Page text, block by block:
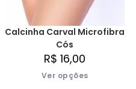
Calcinha Carval Microfibra
Cós
R$ 16,00
Ver opções